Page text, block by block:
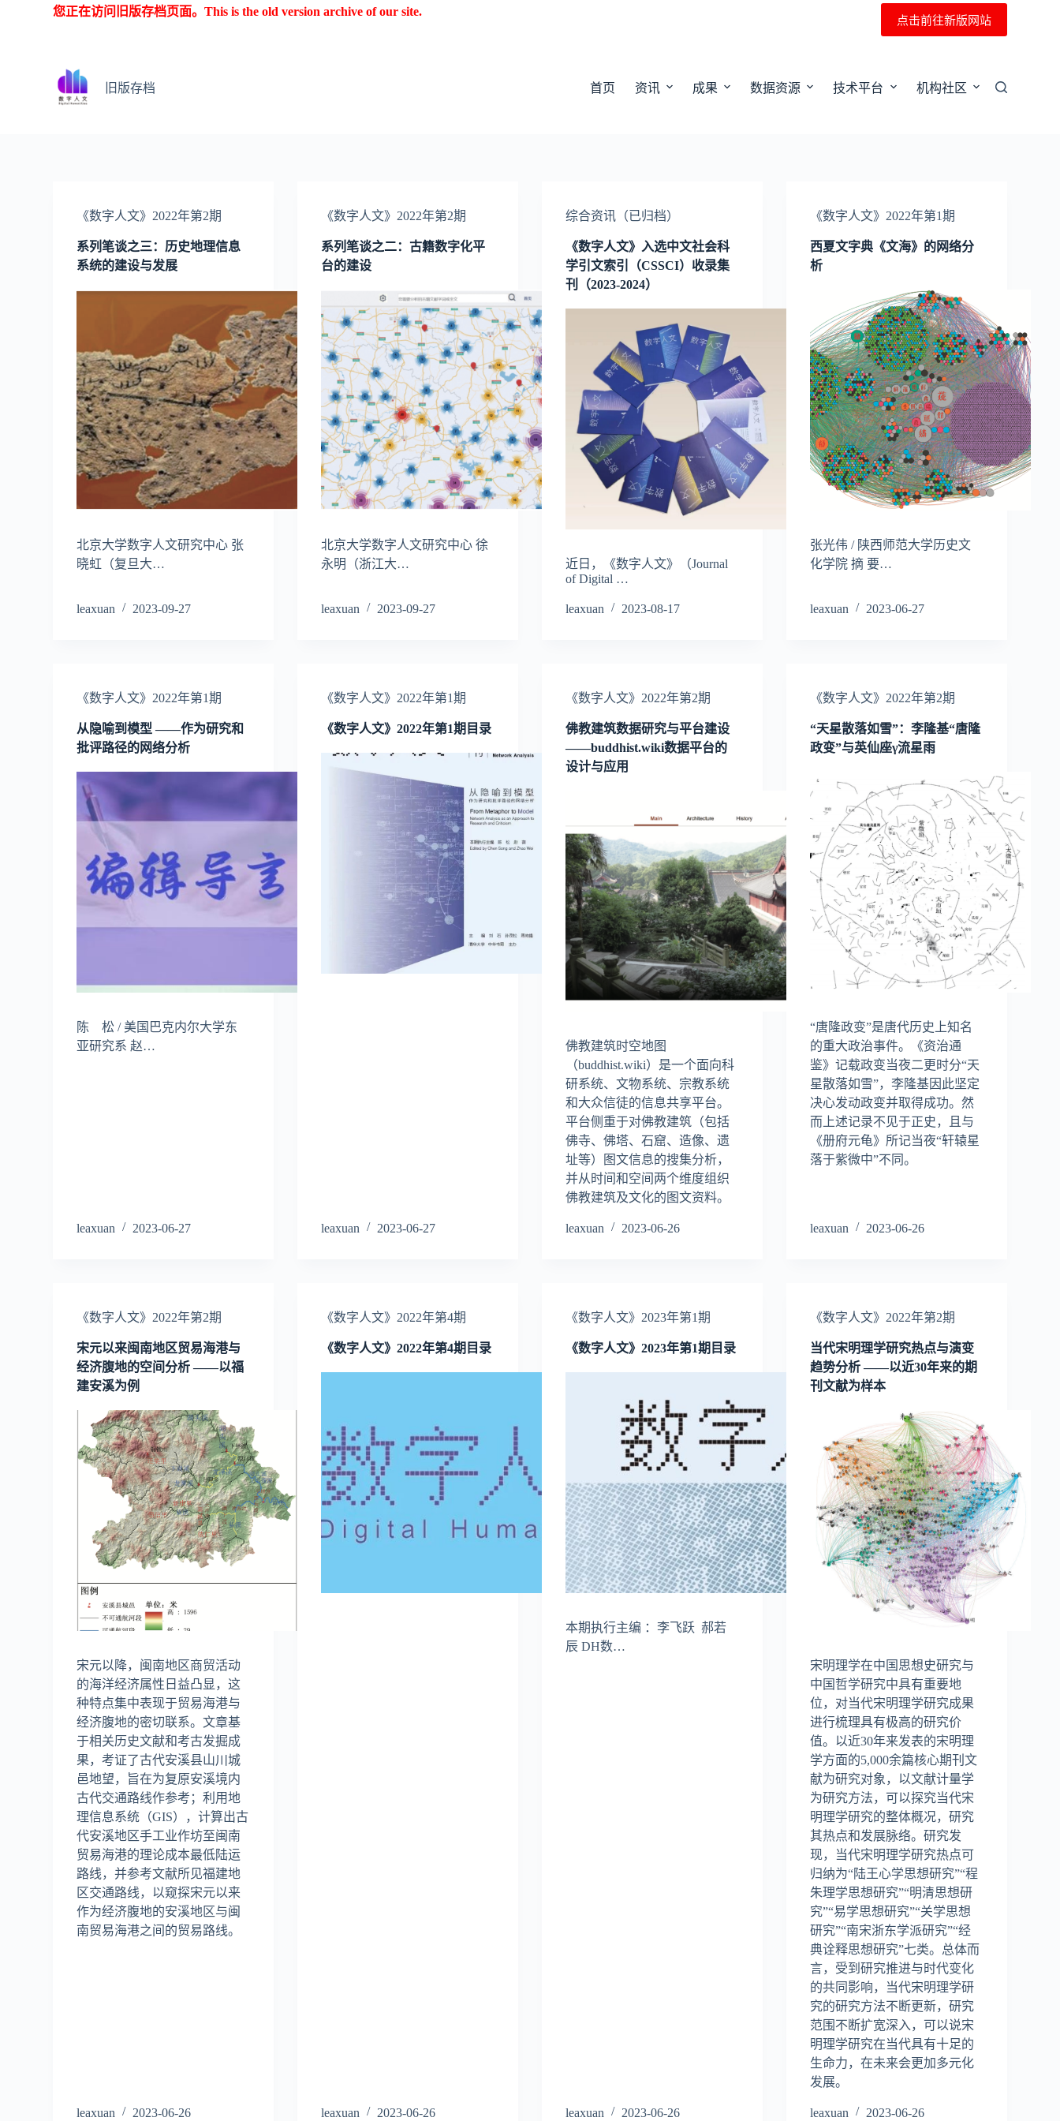
您正在访问旧版存档页面。This is the old version archive of our site.
点击前往新版网站
旧版存档 首页 资讯 成果 数据资源 技术平台 机构社区
《数字人文》2022年第2期
系列笔谈之三：历史地理信息
系统的建设与发展
北京大学数字人文研究中心 张
晓虹（复旦大…
leaxuan 2023-09-27
《数字人文》2022年第2期
系列笔谈之二：古籍数字化平
台的建设
北京大学数字人文研究中心 徐
永明（浙江大…
leaxuan 2023-09-27
综合资讯（已归档）
《数字人文》入选中文社会科
学引文索引（CSSCI）收录集
刊（2023-2024）
近日，《数字人文》（Journal
of Digital …
leaxuan 2023-08-17
《数字人文》2022年第1期
西夏文字典《文海》的网络分
析
张光伟 / 陕西师范大学历史文
化学院 摘 要…
leaxuan 2023-06-27
《数字人文》2022年第1期
从隐喻到模型 ——作为研究和
批评路径的网络分析
陈 松 / 美国巴克内尔大学东
亚研究系 赵…
leaxuan 2023-06-27
《数字人文》2022年第1期
《数字人文》2022年第1期目录
leaxuan 2023-06-27
《数字人文》2022年第2期
佛教建筑数据研究与平台建设
——buddhist.wiki数据平台的
设计与应用
佛教建筑时空地图
（buddhist.wiki）是一个面向科
研系统、文物系统、宗教系统
和大众信徒的信息共享平台。
平台侧重于对佛教建筑（包括
佛寺、佛塔、石窟、造像、遗
址等）图文信息的搜集分析，
并从时间和空间两个维度组织
佛教建筑及文化的图文资料。
leaxuan 2023-06-26
《数字人文》2022年第2期
“天星散落如雪”：李隆基“唐隆
政变”与英仙座γ流星雨
“唐隆政变”是唐代历史上知名
的重大政治事件。《资治通
鉴》记载政变当夜二更时分“天
星散落如雪”，李隆基因此坚定
决心发动政变并取得成功。然
而上述记录不见于正史，且与
《册府元龟》所记当夜“轩辕星
落于紫微中”不同。
leaxuan 2023-06-26
《数字人文》2022年第2期
宋元以来闽南地区贸易海港与
经济腹地的空间分析 ——以福
建安溪为例
宋元以降，闽南地区商贸活动
的海洋经济属性日益凸显，这
种特点集中表现于贸易海港与
经济腹地的密切联系。文章基
于相关历史文献和考古发掘成
果，考证了古代安溪县山川城
邑地望，旨在为复原安溪境内
古代交通路线作参考；利用地
理信息系统（GIS），计算出古
代安溪地区手工业作坊至闽南
贸易海港的理论成本最低陆运
路线，并参考文献所见福建地
区交通路线，以窥探宋元以来
作为经济腹地的安溪地区与闽
南贸易海港之间的贸易路线。
leaxuan 2023-06-26
《数字人文》2022年第4期
《数字人文》2022年第4期目录
leaxuan 2023-06-26
《数字人文》2023年第1期
《数字人文》2023年第1期目录
本期执行主编 ：李飞跃 郝若
辰 DH数…
leaxuan 2023-06-26
《数字人文》2022年第2期
当代宋明理学研究热点与演变
趋势分析 ——以近30年来的期
刊文献为样本
宋明理学在中国思想史研究与
中国哲学研究中具有重要地
位，对当代宋明理学研究成果
进行梳理具有极高的研究价
值。以近30年来发表的宋明理
学方面的5,000余篇核心期刊文
献为研究对象，以文献计量学
为研究方法，可以探究当代宋
明理学研究的整体概况，研究
其热点和发展脉络。研究发
现，当代宋明理学研究热点可
归纳为“陆王心学思想研究”“程
朱理学思想研究”“明清思想研
究”“易学思想研究”“关学思想
研究”“南宋浙东学派研究”“经
典诠释思想研究”七类。总体而
言，受到研究推进与时代变化
的共同影响，当代宋明理学研
究的研究方法不断更新，研究
范围不断扩宽深入，可以说宋
明理学研究在当代具有十足的
生命力，在未来会更加多元化
发展。
leaxuan 2023-06-26